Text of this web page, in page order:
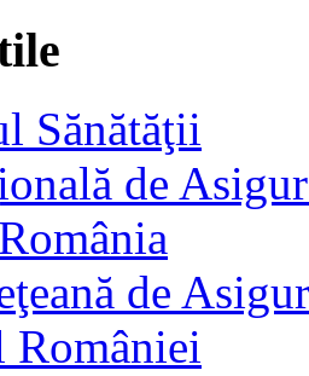
Sănătăţii
de
de
României